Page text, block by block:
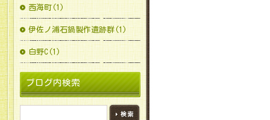
西海町(1)
伊佐ノ浦石鍋製作遺跡群(1)
白野C(1)
ブログ内検索